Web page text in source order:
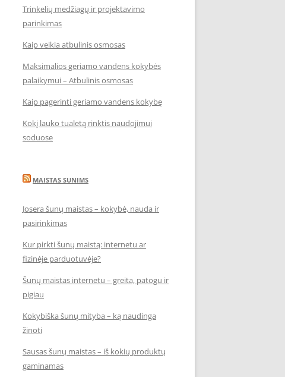
Trinkelių medžiagų ir projektavimo
parinkimas
Kaip veikia atbulinis osmosas
Maksimalios geriamo vandens kokybės
palaikymui – Atbulinis osmosas
Kaip pagerinti geriamo vandens kokybę
Kokį lauko tualetą rinktis naudojimui
soduose
MAISTAS SUNIMS
Josera šunų maistas – kokybė, nauda ir
pasirinkimas
Kur pirkti šunų maistą: internetu ar
fizinėje parduotuvėje?
Šunų maistas internetu – greita, patogu ir
pigiau
Kokybiška šunų mityba – ką naudinga
žinoti
Sausas šunų maistas – iš kokių produktų
gaminamas